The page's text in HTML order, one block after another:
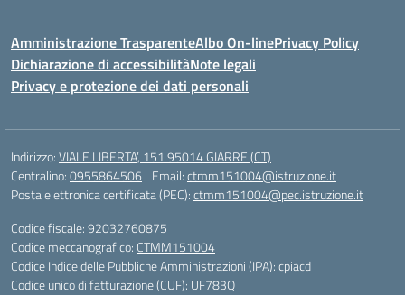
Amministrazione TrasparenteAlbo On-linePrivacy Policy
Dichiarazione di accessibilitàNote legali
Privacy e protezione dei dati personali
Indirizzo:VIALE LIBERTA’, 151 95014 GIARRE (CT)
Centralino:0955864506 Email:ctmm151004@istruzione.it
Posta elettronica certificata (PEC):ctmm151004@pec.istruzione.it
Codice fiscale: 92032760875
Codice meccanografico: CTMM151004
Codice Indice delle Pubbliche Amministrazioni (IPA): cpiacd
Codice unico di fatturazione (CUF): UF783Q